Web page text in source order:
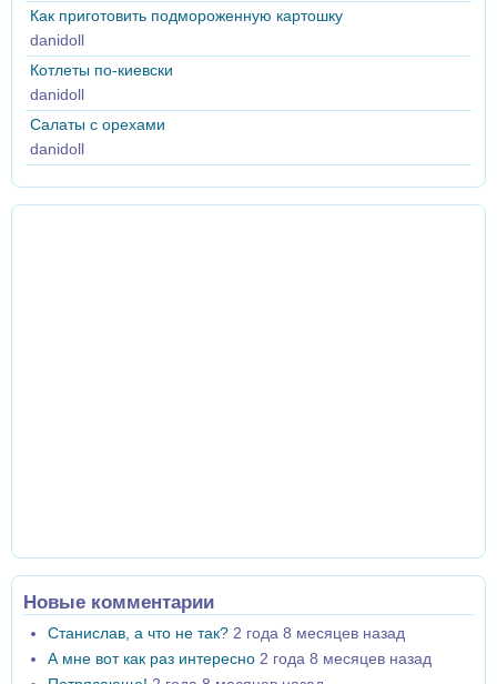
Как приготовить подмороженную картошку
danidoll
Котлеты по-киевски
danidoll
Салаты с орехами
danidoll
Новые комментарии
Станислав, а что не так? 2 года 8 месяцев назад
А мне вот как раз интересно 2 года 8 месяцев назад